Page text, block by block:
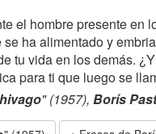
el hombre presente en
ha alimentado y
tu vida en los demás.
para ti que luego se
" (1957), Borís